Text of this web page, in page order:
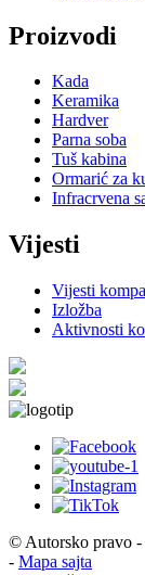
Proizvodi
Kada
Keramika
Hardver
Parna soba
Tuš kabina
Ormarić za
Infracrvena
Vijesti
Vijesti
Izložba
Aktivnosti
© Autorsko pravo -
- Mapa sajta